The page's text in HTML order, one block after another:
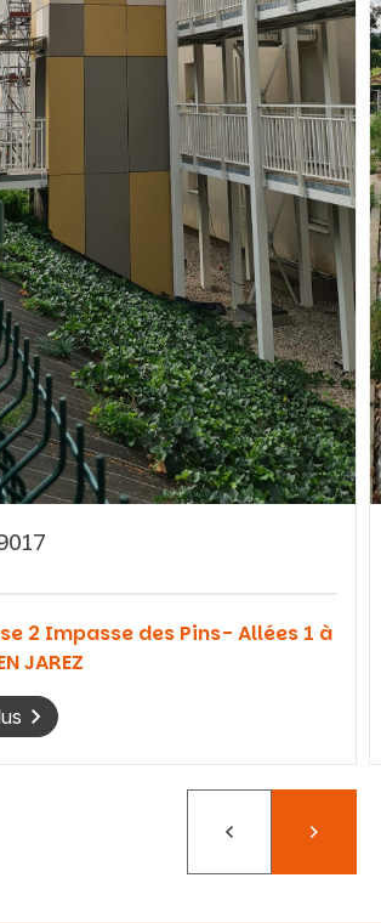
2 Impasse des Pins- Allées 1 à
JAREZ
PrécédentSuivant